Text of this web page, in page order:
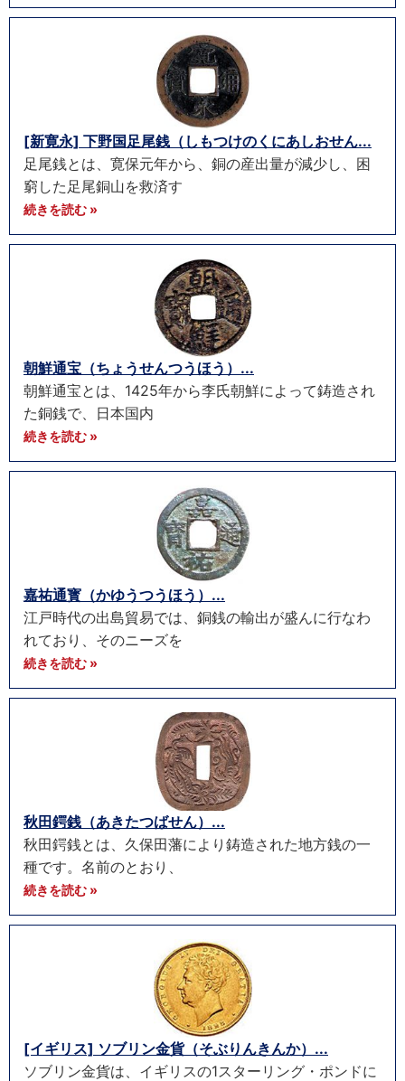
[新寛永] 下野国足尾銭（しもつけのくにあしおせん...
足尾銭とは、寛保元年から、銅の産出量が減少し、困
窮した足尾銅山を救済す
続きを読む »
朝鮮通宝（ちょうせんつうほう）...
朝鮮通宝とは、1425年から李氏朝鮮によって鋳造され
た銅銭で、日本国内
続きを読む »
嘉祐通寳（かゆうつうほう）...
江戸時代の出島貿易では、銅銭の輸出が盛んに行なわ
れており、そのニーズを
続きを読む »
秋田鍔銭（あきたつばせん）...
秋田鍔銭とは、久保田藩により鋳造された地方銭の一
種です。名前のとおり、
続きを読む »
[イギリス] ソブリン金貨（そぶりんきんか）...
ソブリン金貨は、イギリスの1スターリング・ポンドに